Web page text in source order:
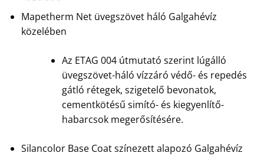
Mapetherm Net üvegszövet háló Galgahévíz
közelében
Az ETAG 004 útmutató szerint lúgálló
üvegszövet-háló vízzáró védő- és repedés
gátló rétegek, szigetelő bevonatok,
cementkötésű simító- és kiegyenlítő-
habarcsok megerősítésére.
Silancolor Base Coat színezett alapozó Galgahévíz